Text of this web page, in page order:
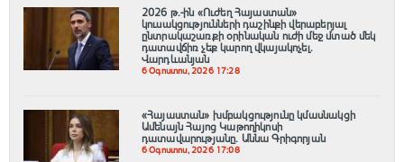
2026 թ.-ին «Ուժեղ Հայաստան»
կուսակցությունների դաշինքի վերաբերյալ
ընտրակաշառքի օրինական ուժի մեջ մտած մեկ
դատավճիռ չեք կարող վկայակոչել.
Վարդևանյան
6 Օգոստոս, 2026 17:28
«Հայաստան» խմբակցությունը կմասնակցի
Ամենայն Հայոց Կաթողիկոսի
դատավարությանը․ Աննա Գրիգորյան
6 Օգոստոս, 2026 17:08